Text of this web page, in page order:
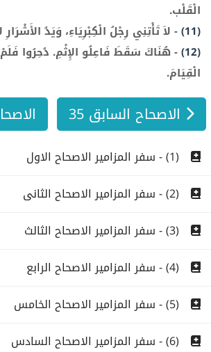
الْقَلْب.
(11)
- لاَ تَأْتِنِي رِجْلُ الْكِبْرِيَاءِ، وَيَدُ
(12)
-هُنَاكَ سَقَطَ فَاعِلُو الإِثْمِ. دُحِرُوا
الْقِيَامَ.
الاصحاح السابق 35
(1) - سفر المزامير الاصحاح الاول
(2) - سفر المزامير الاصحاح الثانى
(3) - سفر المزامير الاصحاح الثالث
(4) - سفر المزامير الاصحاح الرابع
(5) - سفر المزامير الاصحاح الخامس
(6) - سفر المزامير الاصحاح السادس